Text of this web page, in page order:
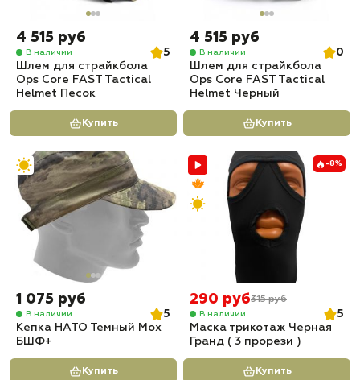
4 515 руб
В наличии
5
Шлем для страйкбола
Ops Core FAST Tactical
Helmet Песок
Купить
4 515 руб
В наличии
0
Шлем для страйкбола
Ops Core FAST Tactical
Helmet Черный
Купить
1 075 руб
В наличии
5
Кепка НАТО Темный Мох
БШФ+
Купить
-8%
290 руб315 руб
В наличии
5
Маска трикотаж Черная
Гранд ( 3 прорези )
Купить